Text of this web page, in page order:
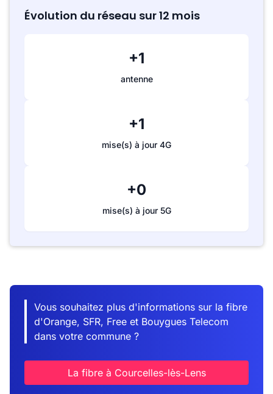
Évolution du réseau sur 12 mois
+1
antenne
+1
mise(s) à jour 4G
+0
mise(s) à jour 5G
Vous souhaitez plus d'informations sur la fibre
d'Orange, SFR, Free et Bouygues Telecom
dans votre commune ?
La fibre à Courcelles-lès-Lens